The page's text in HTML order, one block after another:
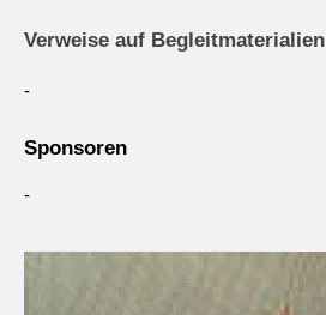
Verweise auf Begleitmaterialien
-
Sponsoren
-